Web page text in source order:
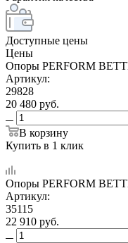
Доступные цены
Цены
Опоры PERFORM
Артикул:
29828
20 480 руб.
В корзину
Купить в 1 клик
Опоры PERFORM
Артикул:
35115
22 910 руб.